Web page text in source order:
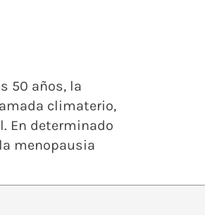
50 años, la
climaterio,
En determinado
menopausia